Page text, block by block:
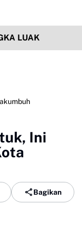
LUAK
Ini
Bagikan